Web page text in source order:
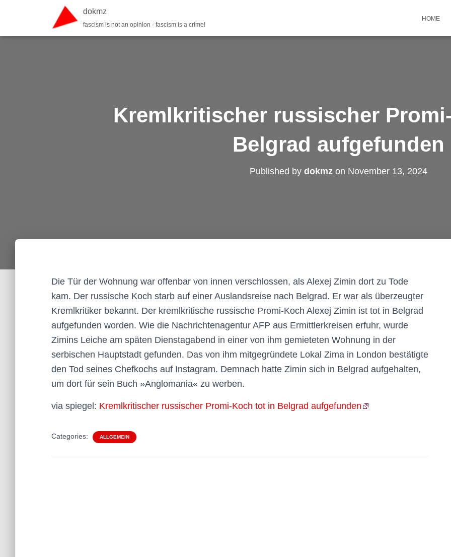
dokmz
fascism is not an opinion - fascism is a crime!
HOME
Kremlkritischer russischer
Belgrad aufgefunden
Published by dokmzon November 13, 2024
Die Tür der Wohnung war offenbar von innen verschlossen, als Alexej Zimin dort zu Tode
kam. Der russische Koch starb auf einer Auslandsreise nach Belgrad. Er war als überzeugter
Kremlkritiker bekannt. Der kremlkritische russische Promi-Koch Alexej Zimin ist tot in Belgrad
aufgefunden worden. Wie die Nachrichtenagentur AFP aus Ermittlerkreisen erfuhr, wurde
Zimins Leiche am späten Dienstagabend in einer von ihm gemieteten Wohnung in der
serbischen Hauptstadt gefunden. Das von ihm mitgegründete Lokal Zima in London bestätigte
den Tod seines Chefkochs auf Instagram. Demnach hatte Zimin sich in Belgrad aufgehalten,
um dort für sein Buch »Anglomania« zu werben.
via spiegel: Kremlkritischer russischer Promi-Koch tot in Belgrad aufgefunden
Categories: ALLGEMEIN